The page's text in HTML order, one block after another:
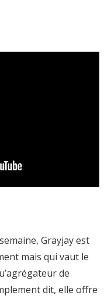
Grayjay est
mais qui vaut le
de
dit, elle offre